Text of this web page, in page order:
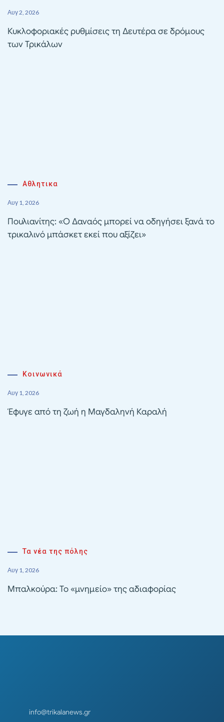
Αυγ 2, 2026
Κυκλοφοριακές ρυθμίσεις τη Δευτέρα σε δρόμους
των Τρικάλων
Αθλητικα
Αυγ 1, 2026
Πουλιανίτης: «Ο Δαναός μπορεί να οδηγήσει ξανά το
τρικαλινό μπάσκετ εκεί που αξίζει»
Κοινωνικά
Αυγ 1, 2026
Έφυγε από τη ζωή η Μαγδαληνή Καραλή
Τα νέα της πόλης
Αυγ 1, 2026
Μπαλκούρα: Το «μνημείο» της αδιαφορίας
info@trikalanews.gr